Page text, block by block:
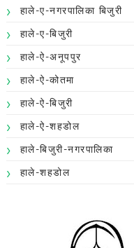
हाले-ए-नगरपालिका बिजुरी
हाले-ए-बिजुरी
हाले-ऐ-अनूपपुर
हाले-ऐ-कोतमा
हाले-ऐ-बिजुरी
हाले-ऐ-शहडोल
हाले-बिजुरी-नगरपालिका
हाले-शहडोल